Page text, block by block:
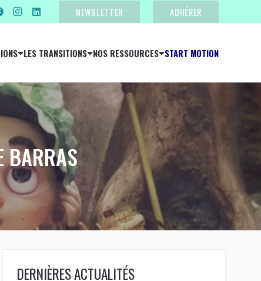
NEWSLETTER ADHÉRER
LES TRANSITIONS NOS RESSOURCES START MOTION
BARRAS
DERNIÈRES ACTUALITÉS